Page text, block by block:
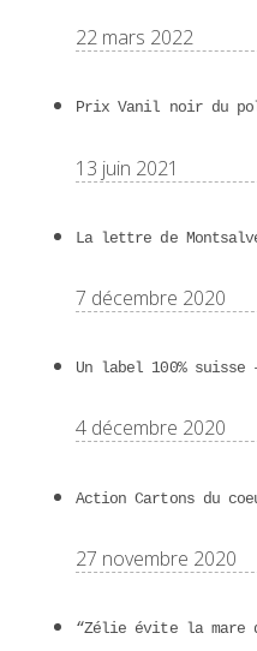
22 mars 2022
Prix Vanil noir du
13 juin 2021
La lettre de
7 décembre 2020
Un label 100% suisse –
4 décembre 2020
Action Cartons du
27 novembre 2020
“Zélie évite la mare